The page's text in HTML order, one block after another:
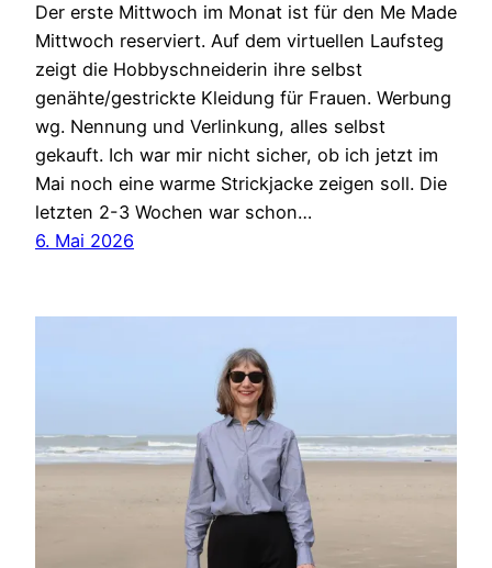
Der erste Mittwoch im Monat ist für den Me Made
Mittwoch reserviert. Auf dem virtuellen Laufsteg
zeigt die Hobbyschneiderin ihre selbst
genähte/gestrickte Kleidung für Frauen. Werbung
wg. Nennung und Verlinkung, alles selbst
gekauft. Ich war mir nicht sicher, ob ich jetzt im
Mai noch eine warme Strickjacke zeigen soll. Die
letzten 2-3 Wochen war schon…
6. Mai 2026